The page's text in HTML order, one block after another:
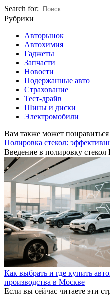
Search for:
Рубрики
Авторынок
Автохимия
Гаджеты
Запчасти
Новости
Подержанные авто
Страхование
Тест-драйв
Шины и диски
Электромобили
Вам также может понравиться
Полировка стекол:
Введение в полировку
Как выбрать и где купить
производства в Москве
Если вы сейчас читаете эти